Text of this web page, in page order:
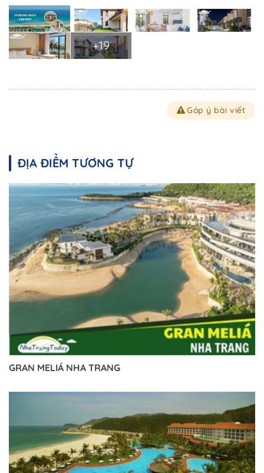
+19
Góp ý bài viết
ĐỊA ĐIỂM TƯƠNG TỰ
GRAN MELIÁ NHA TRANG